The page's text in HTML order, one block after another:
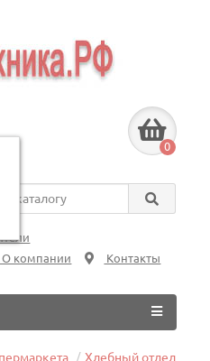
0
О компании Контакты
Хлебный отдел